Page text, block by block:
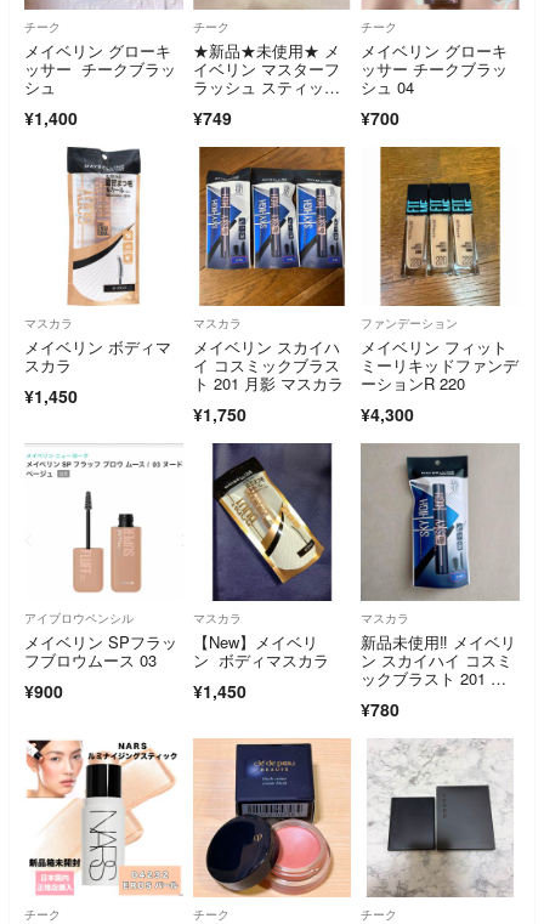
チーク
メイベリン グローキ
ッサー チークブラッ
シュ
¥1,400
チーク
★新品★未使用★ メ
イベリン マスターフ
ラッシュ スティッ
¥749
チーク
メイベリン グローキ
ッサー チークブラッ
シュ 04
¥700
マスカラ
メイベリン ボディマ
スカラ
¥1,450
マスカラ
メイベリン スカイハ
イ コスミックブラス
ト 201 月影 マスカラ
¥1,750
ファンデーション
メイベリン フィット
ミーリキッドファンデ
ーションR 220
¥4,300
アイブロウペンシル
メイベリン SPフラッ
フブロウムース 03
¥900
マスカラ
【New】メイベリ
ン ボディマスカラ
¥1,450
マスカラ
新品未使用‼️ メイベリ
ン スカイハイ コスミ
ックブラスト 201 月
¥780
チーク チーク チーク